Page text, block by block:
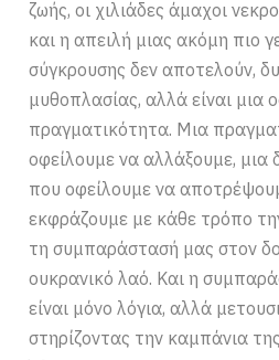
ζωής, οι χιλιάδες άμαχοι
και η απειλή μιας ακόμη πιο
σύγκρουσης δεν αποτελούν,
μυθοπλασίας, αλλά είναι μια
πραγματικότητα. Μια
οφείλουμε να αλλάξουμε, μια
που οφείλουμε να
εκφράζουμε με κάθε τρόπο
τη συμπαράστασή μας στον
ουκρανικό λαό. Και η
είναι μόνο λόγια, αλλά
στηρίζοντας την καμπάνια